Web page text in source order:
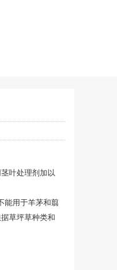
叶处理剂加以
能用于羊茅和翦
草坪草种类和